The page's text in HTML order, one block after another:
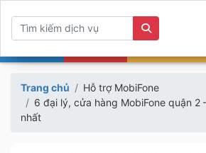
Trang chủ
Hỗ trợ MobiFone
6 đại lý, cửa hàng MobiFone quận 2
nhất